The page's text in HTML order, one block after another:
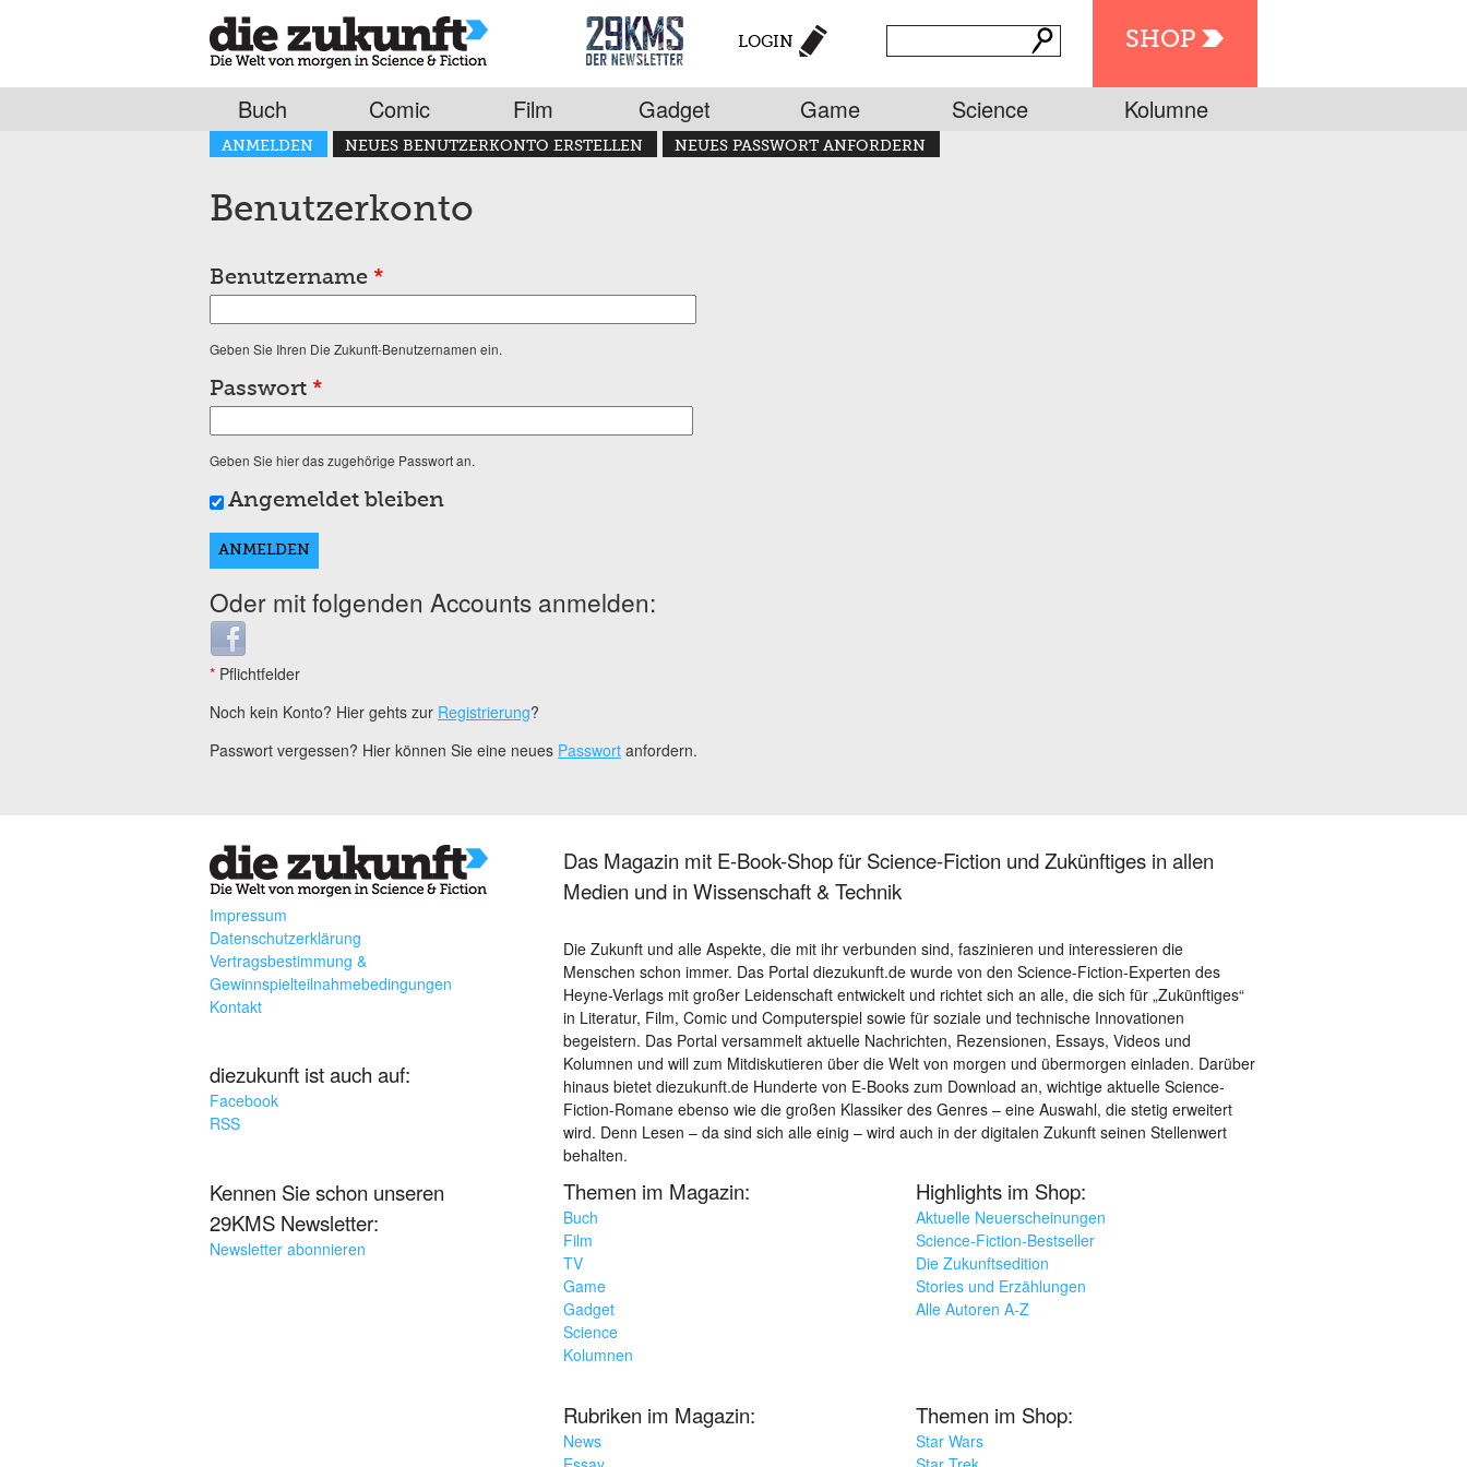
SHOP
LOGIN
Buch Comic Film Gadget Game Science Kolumne
Haupt-Reiter
ANMELDEN
(AKTIVER REITER)
NEUES BENUTZERKONTO ERSTELLEN NEUES PASSWORT ANFORDERN
Benutzerkonto
Benutzername *
Geben Sie Ihren Die Zukunft-Benutzernamen ein.
Passwort *
Geben Sie hier das zugehörige Passwort an.
Angemeldet bleiben
Oder mit folgenden Accounts anmelden:
Login with Facebook
* Pflichtfelder
Noch kein Konto? Hier gehts zur Registrierung?
Passwort vergessen? Hier können Sie eine neues Passwort anfordern.
Impressum
Datenschutzerklärung
Vertragsbestimmung &
Gewinnspielteilnahmebedingungen
Kontakt
diezukunft ist auch auf:
Facebook
RSS
Kennen Sie schon unseren
29KMS Newsletter:
Newsletter abonnieren
Das Magazin mit E-Book-Shop für Science-Fiction und Zukünftiges in allen
Medien und in Wissenschaft & Technik
Die Zukunft und alle Aspekte, die mit ihr verbunden sind, faszinieren und interessieren die
Menschen schon immer. Das Portal diezukunft.de wurde von den Science-Fiction-Experten des
Heyne-Verlags mit großer Leidenschaft entwickelt und richtet sich an alle, die sich für „Zukünftiges“
in Literatur, Film, Comic und Computerspiel sowie für soziale und technische Innovationen
begeistern. Das Portal versammelt aktuelle Nachrichten, Rezensionen, Essays, Videos und
Kolumnen und will zum Mitdiskutieren über die Welt von morgen und übermorgen einladen. Darüber
hinaus bietet diezukunft.de Hunderte von E-Books zum Download an, wichtige aktuelle Science-
Fiction-Romane ebenso wie die großen Klassiker des Genres – eine Auswahl, die stetig erweitert
wird. Denn Lesen – da sind sich alle einig – wird auch in der digitalen Zukunft seinen Stellenwert
behalten.
Themen im Magazin:
Buch
Film
TV
Game
Gadget
Science
Kolumnen
Highlights im Shop:
Aktuelle Neuerscheinungen
Science-Fiction-Bestseller
Die Zukunftsedition
Stories und Erzählungen
Alle Autoren A-Z
Rubriken im Magazin:
News
Themen im Shop:
Star Wars